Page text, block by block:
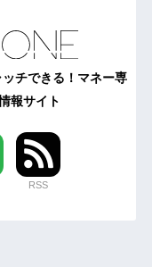
チできる！マネー専
報サイト
RSS